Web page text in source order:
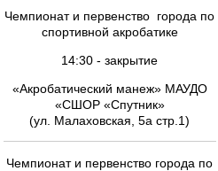
Чемпионат и первенство города по
спортивной акробатике
14:30 - закрытие
«Акробатический манеж» МАУДО
«СШОР «Спутник»
(ул. Малаховская, 5а стр.1)
Чемпионат и первенство города по